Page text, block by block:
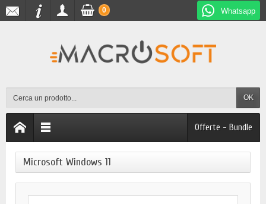
Whatsapp
OK
0
Offerte - Bundle
Microsoft Windows 11